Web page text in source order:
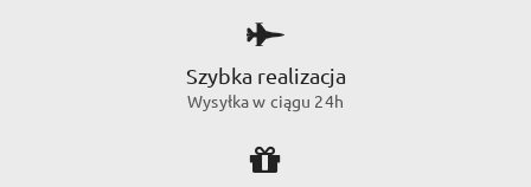
Szybka realizacja
Wysyłka w ciągu 24h